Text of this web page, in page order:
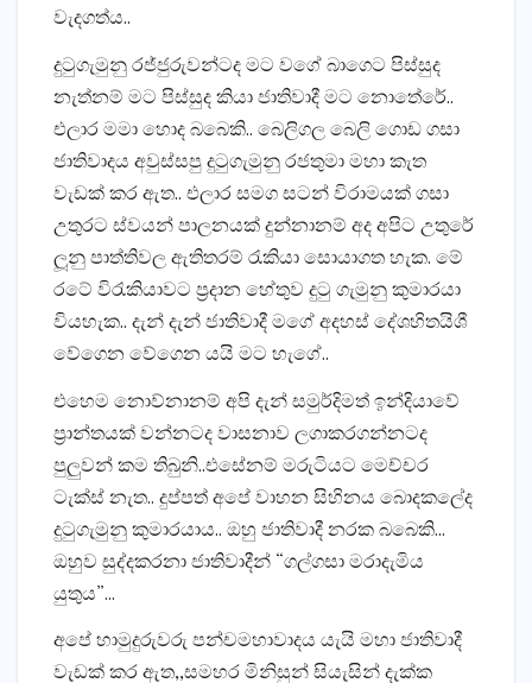
වැදගත්ය..
දුටුගැමුනු රජ්ජුරුවන්ටද මට වගේ බාගෙට පිස්සුද
නැත්නම් මට පිස්සුද කියා ජාතිවාදී මට නොතේරේ..
එලාර මමා හොද බබෙකි.. බෙලිගල බෙලි ගොඩ ගසා
ජාතිවාදය අවුස්සපු දුටුගැමුනු රජතුමා මහා කැත
වැඩක් කර ඇත.. එලාර සමග සටන් විරාමයක් ගසා
උතුරට ස්වයන් පාලනයක් දුන්නානම් අද අපිට උතුරේ
ලූනු පාත්තිවල ඇතිතරම් රැකියා සොයාගත හැක. මේ
රටේ විරැකියාවට ප්‍රදාන හේතුව දුටු ගැමුනු කුමාරයා
වියහැක.. දැන් දැන් ජාතිවාදී මගේ අදහස් දේශහිතයිශී
වේගෙන වේගෙන යයි මට හැගේ..
එහෙම නොව්නානම් අපි දැන් සමුර්දිමත් ඉන්දියාවේ
ප්‍රාන්තයක් වන්නටද වාසනාව ලගාකරගන්නටද
පුලුවන් කම තිබුනි..එසේනම් මරුටියට මෙච්චර
ටැක්ස් නැත.. දුප්පත් අපේ වාහන සිහිනය බොදකලේද
දුටුගැමුනු කුමාරයාය.. ඔහු ජාතිවාදී නරක බබෙකි…
ඔහුව සුද්දකරනා ජාතිවාදීන් “ගල්ගසා මරාදැමිය
යුතුය”…
අපේ හාමුදුරුවරු පන්චමහාවාදය යැයි මහා ජාතිවාදී
වැඩක් කර ඇත,,සමහර මිනිසුන් සියැසින් දැක්ක